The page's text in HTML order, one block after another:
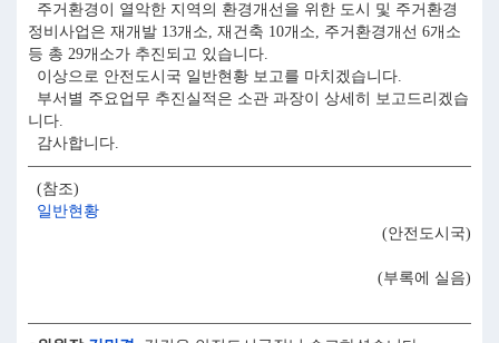
주거환경이 열악한 지역의 환경개선을 위한 도시 및 주거환경
정비사업은 재개발 13개소, 재건축 10개소, 주거환경개선 6개소
등 총 29개소가 추진되고 있습니다.
이상으로 안전도시국 일반현황 보고를 마치겠습니다.
부서별 주요업무 추진실적은 소관 과장이 상세히 보고드리겠습
니다.
감사합니다.
(참조)
일반현황
(안전도시국)
(부록에 실음)